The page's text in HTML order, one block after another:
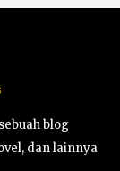
blog
dan lainnya